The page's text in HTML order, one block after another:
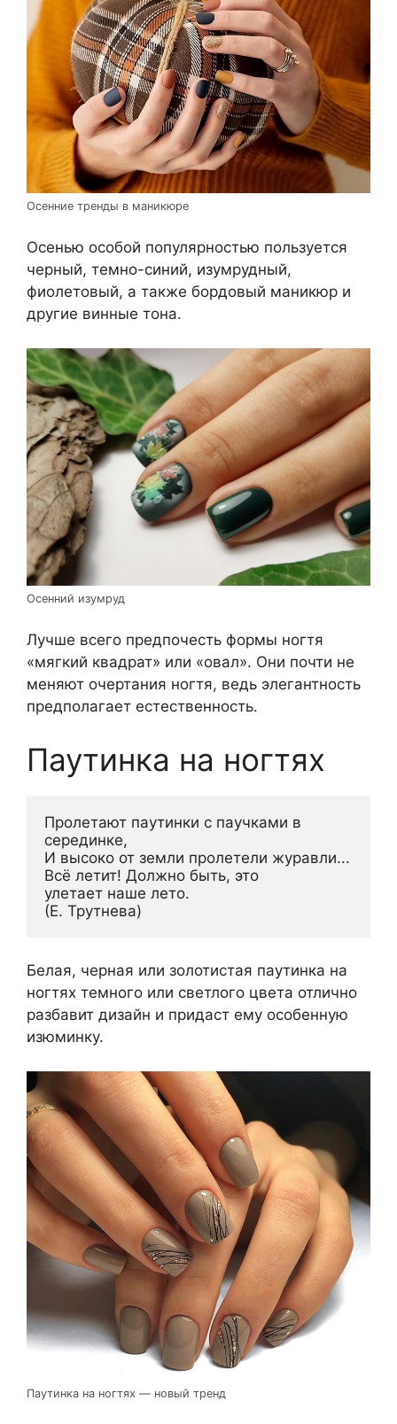
Осенние тренды в маникюре
Осенью особой популярностью пользуется
черный, темно-синий, изумрудный,
фиолетовый, а также бордовый маникюр и
другие винные тона.
Осенний изумруд
Лучше всего предпочесть формы ногтя
«мягкий квадрат» или «овал». Они почти не
меняют очертания ногтя, ведь элегантность
предполагает естественность.
Паутинка на ногтях
Пролетают паутинки с паучками в
серединке,
И высоко от земли пролетели журавли...
Всё летит! Должно быть, это
улетает наше лето.
(Е. Трутнева)
Белая, черная или золотистая паутинка на
ногтях темного или светлого цвета отлично
разбавит дизайн и придаст ему особенную
изюминку.
Паутинка на ногтях — новый тренд